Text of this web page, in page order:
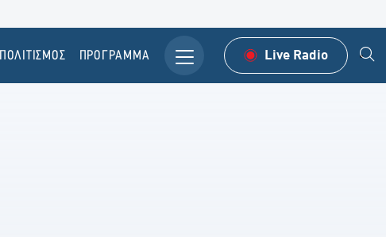
ΠΟΛΙΤΙΣΜΟΣ ΠΡΟΓΡΑΜΜΑ Live Radio